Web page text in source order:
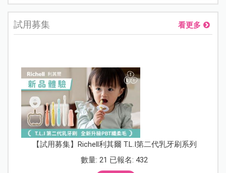
試用募集 看更多
【試用募集】Richell利其爾 T.L.I第二代乳牙刷系列
數量: 21 已報名: 432